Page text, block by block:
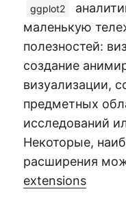
ggplot2
маленькую
полезностей:
создание
визуализации,
предметных
исследований
Некоторые,
расширения
extensions